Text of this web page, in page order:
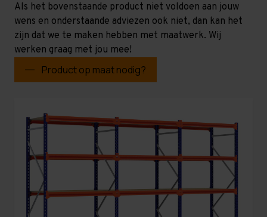
Als het bovenstaande product niet voldoen aan jouw
wens en onderstaande adviezen ook niet, dan kan het
zijn dat we te maken hebben met maatwerk. Wij
werken graag met jou mee!
Product op maat nodig?